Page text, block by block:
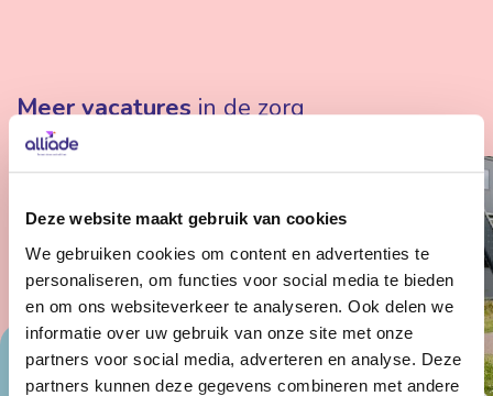
Deze website maakt gebruik van cookies
We gebruiken cookies om content en advertenties te
personaliseren, om functies voor social media te bieden
en om ons websiteverkeer te analyseren. Ook delen we
informatie over uw gebruik van onze site met onze
partners voor social media, adverteren en analyse. Deze
partners kunnen deze gegevens combineren met andere
Meer vacaturesin de zorg